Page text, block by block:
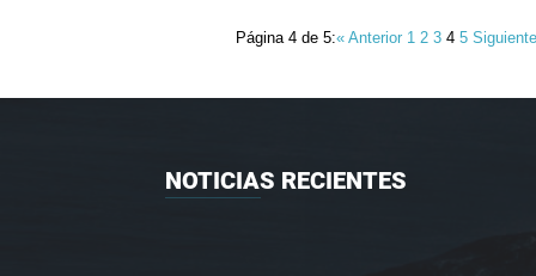
Página 4 de 5:« Anterior 1234 5
NOTICIAS RECIENTES